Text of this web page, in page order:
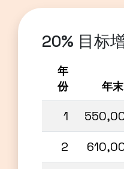
20% 目标
年
份
年
1
2